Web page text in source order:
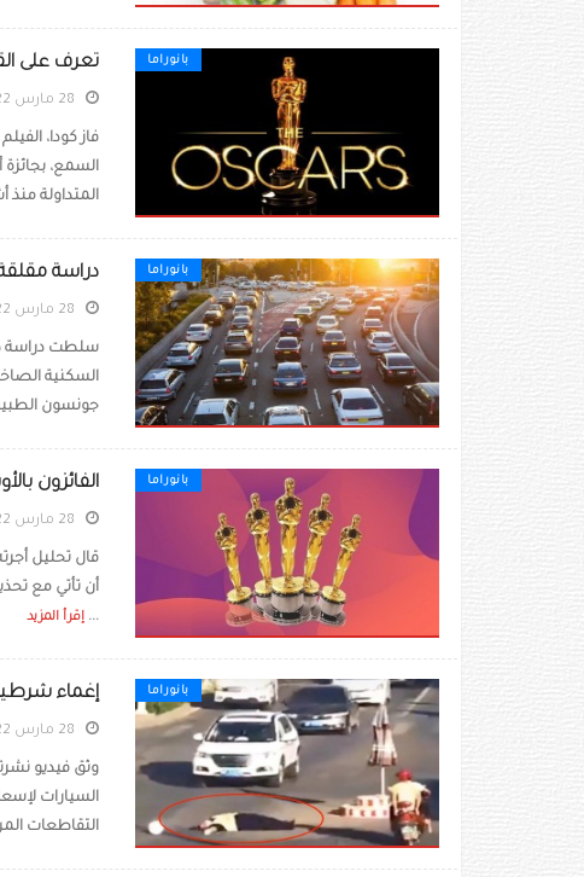
بانوراما تعرف على
فاز كودا،
السمع، بجائزة
المتداولة
بانوراما دراسة
سلطت دراسة
السكنية
جونسون
بانوراما الفائزون
أن تأتي مع
... إقرأ المزيد
بانوراما إغماء
السيارات
التقاطعات